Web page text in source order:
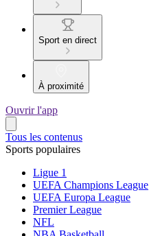
Sport en direct
À proximité
Ouvrir l'app
Tous les contenus
Sports populaires
Ligue 1
UEFA Champions League
UEFA Europa League
Premier League
NFL